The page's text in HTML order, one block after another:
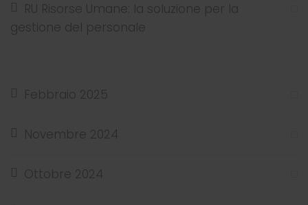
RU Risorse Umane: la soluzione per la
gestione del personale
Febbraio 2025
Novembre 2024
Ottobre 2024